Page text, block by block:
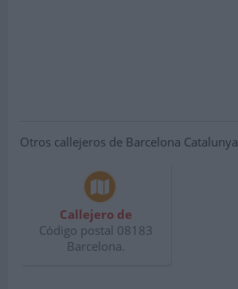
Otros callejeros de Barcelona Catalunya
Callejero de
Código postal 08183
Barcelona.